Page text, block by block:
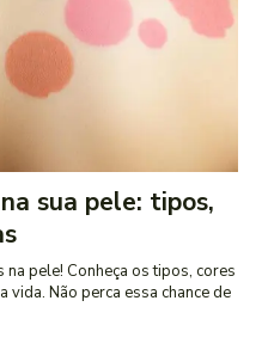
sua pele: tipos,
pele! Conheça os tipos, cores
vida. Não perca essa chance de